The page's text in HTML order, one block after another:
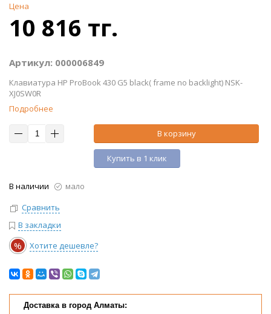
Цена
10 816 тг.
Артикул: 000006849
Клавиатура HP ProBook 430 G5 black( frame no backlight) NSK-
XJ0SW0R
Подробнее
В корзину
Купить в 1 клик
В наличии
мало
Сравнить
В закладки
% Хотите дешевле?
Доставка в город Алматы: